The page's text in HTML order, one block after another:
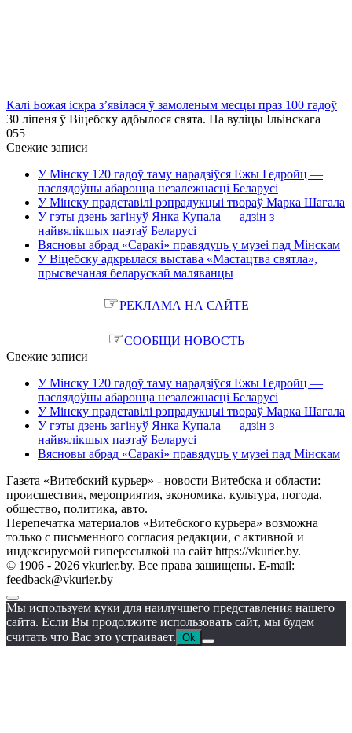
Калі Божая іскра з’явілася ў замоленым месцы праз 100 гадоў
30 ліпеня ў Віцебску адбылося свята. На вуліцы Ільінскага
055
Свежие записи
У Мінску 120 гадоў таму нарадзіўся Ежы Гедройц —
паслядоўны абаронца незалежнасці Беларусі
У Мінску прадставілі рэпрадукцыі твораў Марка Шагала
У гэты дзень загінуў Янка Купала — адзін з
найвялікшых паэтаў Беларусі
Вясновы абрад «Саракі» правядуць у музеі пад Мінскам
У Віцебску адкрылася выстава «Мастацтва святла»,
прысвечаная беларускай маляванцы
☞РЕКЛАМА НА САЙТЕ
☞СООБЩИ НОВОСТЬ
Свежие записи
У Мінску 120 гадоў таму нарадзіўся Ежы Гедройц —
паслядоўны абаронца незалежнасці Беларусі
У Мінску прадставілі рэпрадукцыі твораў Марка Шагала
У гэты дзень загінуў Янка Купала — адзін з
найвялікшых паэтаў Беларусі
Вясновы абрад «Саракі» правядуць у музеі пад Мінскам
Газета «Витебский курьер» - новости Витебска и области:
происшествия, мероприятия, экономика, культура, погода,
общество, политика, авто.
Перепечатка материалов «Витебского курьера» возможна
только с письменного согласия редакции, с активной и
индексируемой гиперссылкой на сайт https://vkurier.by.
© 1906 - 2026 vkurier.by. Все права защищены. E-mail:
feedback@vkurier.by
Мы используем куки для наилучшего представления нашего
сайта. Если Вы продолжите использовать сайт, мы будем
считать что Вас это устраивает. Ok